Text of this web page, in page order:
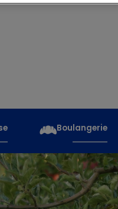
Boulangerie